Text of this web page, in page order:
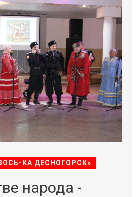
КА ДЕСНОГОРСК»
народа -